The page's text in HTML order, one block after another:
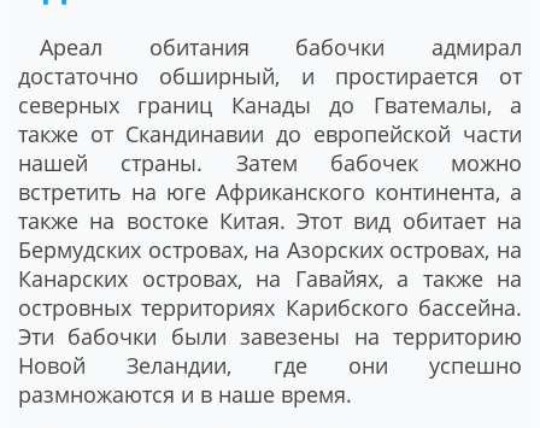
Ареал обитания бабочки адмирал
достаточно обширный, и простирается от
северных границ Канады до Гватемалы, а
также от Скандинавии до европейской части
нашей страны. Затем бабочек можно
встретить на юге Африканского континента, а
также на востоке Китая. Этот вид обитает на
Бермудских островах, на Азорских островах, на
Канарских островах, на Гавайях, а также на
островных территориях Карибского бассейна.
Эти бабочки были завезены на территорию
Новой Зеландии, где они успешно
размножаются и в наше время.